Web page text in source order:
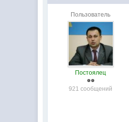
Пользователь
Постоялец
921 сообщений